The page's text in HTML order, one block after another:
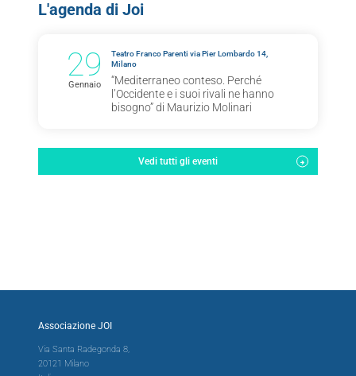
L'agenda di Joi
29
Gennaio
Teatro Franco Parenti via Pier Lombardo 14,
Milano
“Mediterraneo conteso. Perché
l’Occidente e i suoi rivali ne hanno
bisogno” di Maurizio Molinari
Vedi tutti gli eventi
Associazione JOI
Via Santa Radegonda 8,
20121 Milano